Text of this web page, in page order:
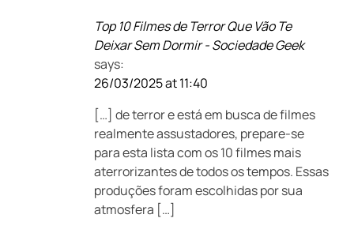
Top 10 Filmes de Terror Que Vão Te
Deixar Sem Dormir - Sociedade Geek
says:
26/03/2025 at 11:40
[…] de terror e está em busca de filmes
realmente assustadores, prepare-se
para esta lista com os 10 filmes mais
aterrorizantes de todos os tempos. Essas
produções foram escolhidas por sua
atmosfera […]